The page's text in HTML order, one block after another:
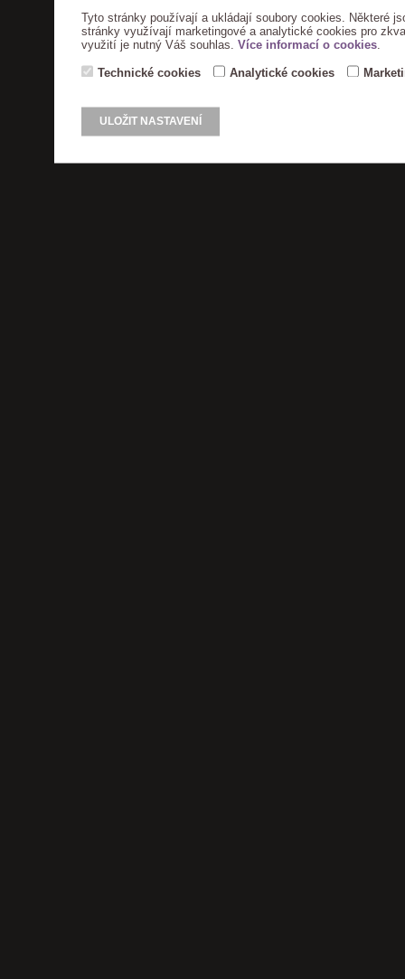
Tyto stránky používají a ukládají soubory cookies. Některé
stránky využívají marketingové a analytické cookies pro
využití je nutný Váš souhlas. Více informací o cookies.
Technické cookies Analytické cookies
ULOŽIT NASTAVENÍ